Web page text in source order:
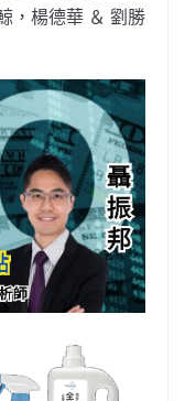
，楊德華 ＆ 劉勝